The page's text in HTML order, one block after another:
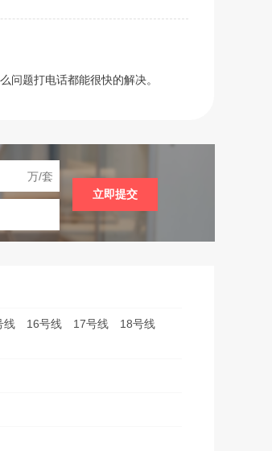
问题打电话都能很快的解决。
万/套
立即提交
线 16号线 17号线 18号线